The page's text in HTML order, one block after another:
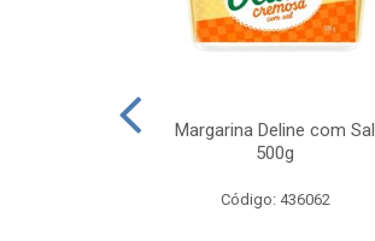
Margarina Deline com Sal
500g
Código: 436062